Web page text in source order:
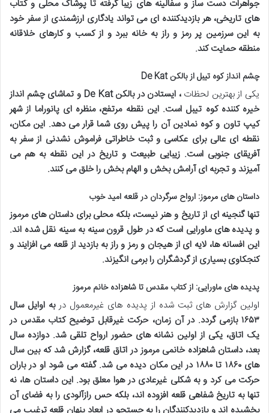
جواهرات دست ساز و سفالینه های زیبا گرفته تا پوشاک محلی و کتاب
های تاریخی، هر بازدیدکننده ای می تواند یادگاری ارزشمندی از سفر خود
به این سرزمین پر رمز و راز به خانه ببرد و از کسب و کارهای خلاقانه
منطقه حمایت کند.
چشم انداز کوه تیبل از بالکن De Kat
یکی از بهترین لحظات
، ایستادن در بالکن De Kat و تماشای چشم انداز
خیره کننده کوه تیبل است. این نقطه مرتفع، منظره ای پانوراما از شهر
کیپ تاون و کوه نمادین آن را پیش روی شما قرار می دهد. این مکان،
نقطه ای عالی برای عکاسی و ثبت خاطراتی فراموش نشدنی از سفر به
آفریقای جنوبی است. زیبایی طبیعت و تاریخ در این نقطه به هم می
آمیزند و تجربه ای آرامش بخش و الهام بخش را خلق می کنند.
داستان های مرموز: ارواح سرگردان در قلعه امید خوب
تنها گنجینه ای از تاریخ و هنر نیست، بلکه محلی برای داستان های مرموز
و پدیده های ماورایی است که در طول قرون سینه به سینه نقل شده اند.
این افسانه ها، لایه ای از هیجان و رمز و راز به بازدید از قلعه می افزایند و
کنجکاوی بسیاری از گردشگران را برمی انگیزند.
پدیده های ماورایی: از کتاب مقدس تا شاهزاده خانم مرموز
اولین گزارش های ثبت شده از پدیده های غیرمعمول دربه اوایل سال
۱۶۵۳ بازمی گردد. در آن زمان، حرکت غیرقابل توضیح کتاب مقدس در
یک اتاق، یکی از اولین نشانه های حضور ارواح تلقی شد. دوازده سال
بعد، داستان شاهزاده خانمی مرموز در اتاق قلعه، گزارش شد که بین سال
های ۱۸۶۰ تا ۱۸۸۰ در این مکان دیده می شد. گفته می شود او در باران
حرکت می کرد و به شکلی غیرعادی در هوا معلق بود. این داستان ها، نه
تنها به تاریخ شفاهی قلعه افزوده اند، بلکه حس رازآلودی را به فضای آن